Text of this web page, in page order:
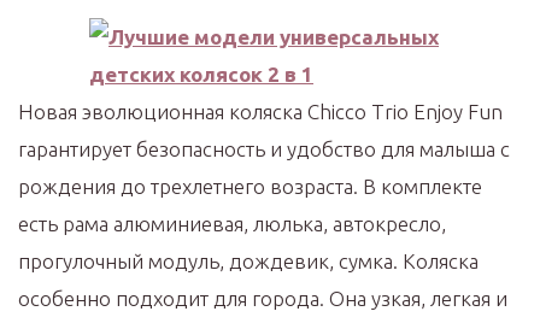
Новая эволюционная коляска Chicco Trio Enjoy Fun
гарантирует безопасность и удобство для малыша с
рождения до трехлетнего возраста. В комплекте
есть рама алюминиевая, люлька, автокресло,
прогулочный модуль, дождевик, сумка. Коляска
особенно подходит для города. Она узкая, легкая и